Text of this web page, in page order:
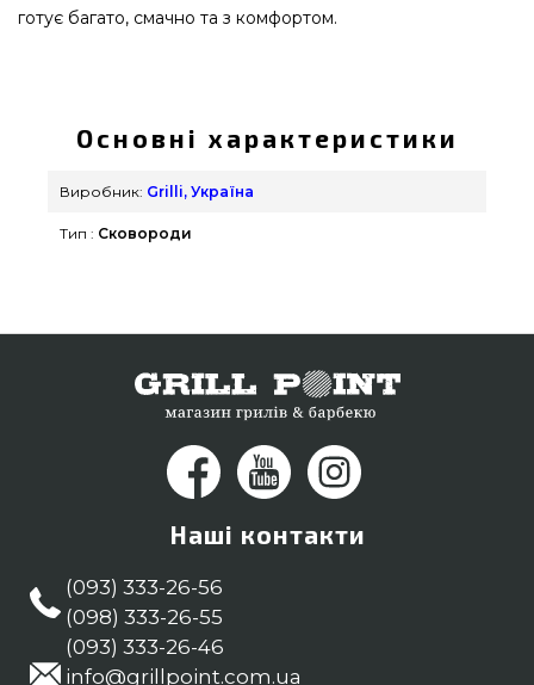
готує багато, смачно та з комфортом.
Україна за доступною ціною всего 5 990 грн. в
каталозі брендових грилів Гриль Поінт. Найкращі
пропозиції на Сковороди & Сотейники в онлайн
працівникам на будь-який номер (098) 333-26-55
Основні характеристики
Виробник: Grilli, Україна
Тип : Сковороди
Наші контакти
(093) 333-26-56
(098) 333-26-55
(093) 333-26-46
info@grillpoint.com.ua